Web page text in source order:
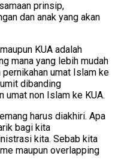
prinsip,
dan anak yang akan
KUA adalah
mana yang lebih mudah
umat Islam ke
dibanding
umat non Islam ke KUA.
harus diakhiri. Apa
bagi kita
kita. Sebab kita
maupun overlapping